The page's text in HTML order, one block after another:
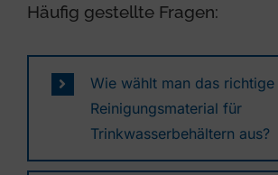
Häufig gestellte Fragen:
Wie wählt man das richtige
Reinigungsmaterial für
Trinkwasserbehältern aus?